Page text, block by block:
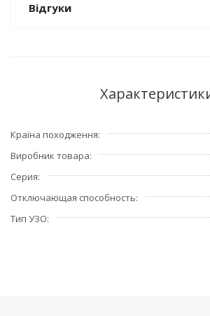
Відгуки
Країна походження
Виробник товара
Серия
Отключающая способность
Тип УЗО